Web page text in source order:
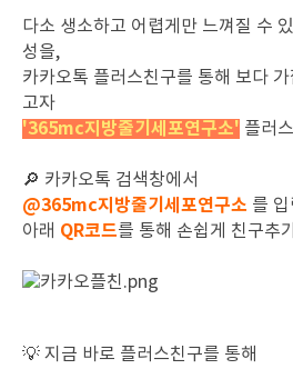
다소 생소하고 어렵게만 느껴질 수
성을,
카카오톡 플러스친구를 통해 보다
고자
'365mc지방줄기세포연구소' 플러
🔎 카카오톡 검색창에서
@365mc지방줄기세포연구소 를
아래 QR코드를 통해 손쉽게 친구추
💡 지금 바로 플러스친구를 통해